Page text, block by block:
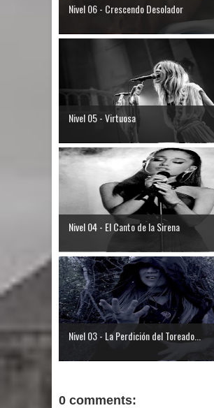
Nivel 06 - Crescendo Desolador
Nivel 05 - Virtuosa
Nivel 04 - El Canto de la Sirena
Nivel 03 - La Perdición del Toreado...
0 comments: